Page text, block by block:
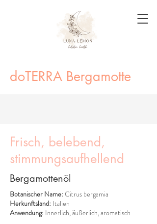
doTERRA Bergamotte
Frisch, belebend,
stimmungsaufhellend
Bergamottenöl
Botanischer Name: Citrus bergamia
Herkunftsland: Italien
Anwendung: Innerlich, äußerlich, aromatisch